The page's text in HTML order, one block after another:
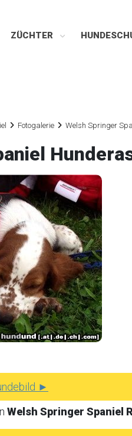
ZÜCHTER
Fotogalerie Welsh Springer
►
Welsh Springer Spaniel